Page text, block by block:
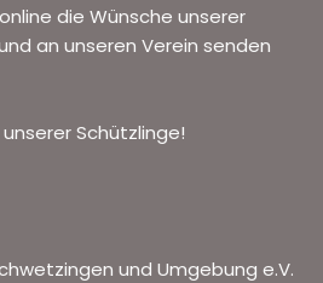
die Wünsche unserer
an unseren Verein senden
Schützlinge!
und Umgebung e.V.